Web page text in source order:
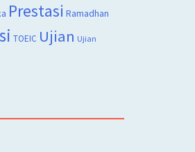
Prestasi Ramadhan
TOEIC Ujian Ujian